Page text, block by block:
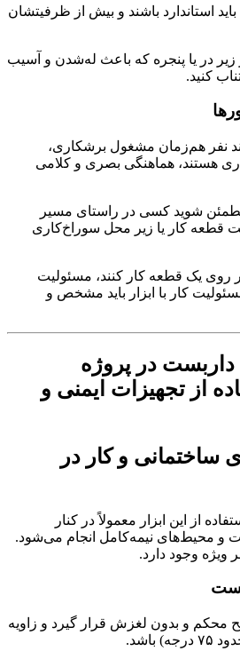
استاندارد باشند و بیش از ظرفیتشان
زیر در یا پنجره که باعث له‌شدن و آسیب
کنید.
نفر هم‌زمان مشغول برشکاری،
هستند، هماهنگی بصری و کلامی
شوید کسی در راستای مسیر
قطعه کار یا زیر محل سوراخ‌کاری
روی یک قطعه کار کنند، مسئولیت
کار با ابزار باید مشخص و
ساختمانی و کار در
از این ابزار معمولاً در کنار
و محیط‌های نیمه‌کامل انجام می‌شود.
وجود دارد.
محکم و بدون لغزش قرار گیرد و زاویه
باشد.